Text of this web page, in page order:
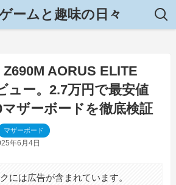
ームと趣味の日々
Z690M AORUS ELITE
ュー。2.7万円で最安値
ザーボードを徹底検証
マザーボード
年6月4日
には広告が含まれています。